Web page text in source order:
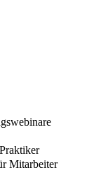
Mitarbeiter